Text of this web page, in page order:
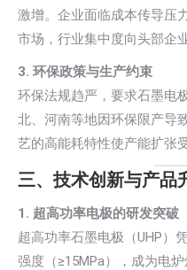
激增。企业面临成本传导压
市场，行业集中度向头部企
3. 环保政策与生产约束
环保法规趋严，要求石墨电
北、河南等地因环保限产导
艺的高能耗特性使产能扩张受
三、技术创新与产品
1. 超高功率电极的研发突破
超高功率石墨电极（UHP）
强度（≥15MPa），成为电